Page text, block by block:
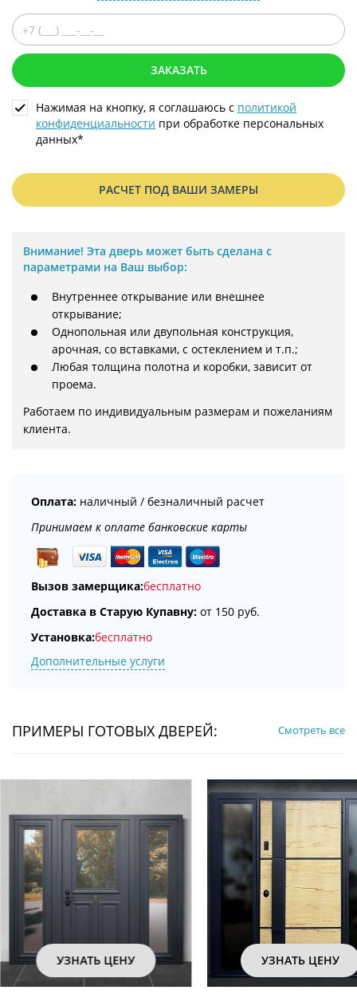
ЗАКАЗАТЬ
Нажимая на кнопку, я соглашаюсь с политикой
конфиденциальности при обработке персональных
данных*
РАСЧЕТ ПОД ВАШИ ЗАМЕРЫ
Внимание! Эта дверь может быть сделана с
параметрами на Ваш выбор:
Внутреннее открывание или внешнее
открывание;
Однопольная или двупольная конструкция,
арочная, со вставками, с остеклением и т.п.;
Любая толщина полотна и коробки, зависит от
проема.
Работаем по индивидуальным размерам и пожеланиям
клиента.
Оплата: наличный / безналичный расчет
Принимаем к оплате банковские карты
Вызов замерщика:бесплатно
Доставка в Старую Купавну: от 150 руб.
Установка:бесплатно
Дополнительные услуги
ПРИМЕРЫ ГОТОВЫХ ДВЕРЕЙ: Смотреть все
УЗНАТЬ ЦЕНУ УЗНАТЬ ЦЕНУ